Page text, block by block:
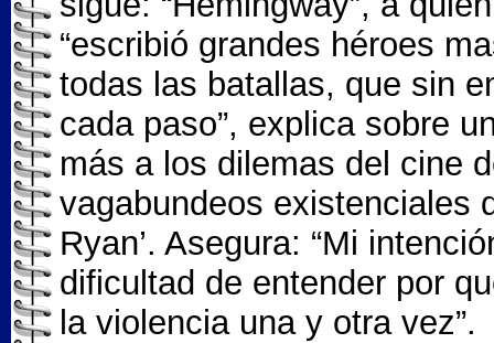
“escribió grandes héroes
todas las batallas, que sin
cada paso”, explica sobre
más a los dilemas del cine
vagabundeos existenciales
Ryan’. Asegura: “Mi
dificultad de entender por
la violencia una y otra vez”.